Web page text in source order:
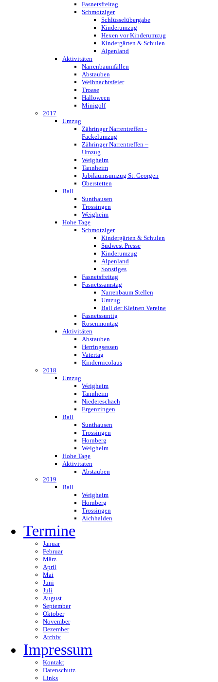
Fasnetsfreitag
Schmotziger
Schlüsselübergabe
Kinderumzug
Hexen vor Kinderumzug
Kindergärten & Schulen
Alpenland
Aktivitäten
Narrenbaumfällen
Abstauben
Weihnachtsfeier
Troase
Halloween
Minigolf
2017
Umzug
Zähringer Narrentreffen -
Fackelumzug
Zähringer Narrentreffen –
Umzug
Weigheim
Tannheim
Jubiläumsumzug St. Georgen
Oberstetten
Ball
Sunthausen
Trossingen
Weigheim
Hohe Tage
Schmotziger
Kindergärten & Schulen
Südwest Presse
Kinderumzug
Alpenland
Sonstiges
Fasnetsfreitag
Fasnetssamstag
Narrenbaum Stellen
Umzug
Ball der Kleinen Vereine
Fasnetssuntig
Rosenmontag
Aktivitäten
Abstauben
Herringsessen
Vatertag
Kindernicolaus
2018
Umzug
Weigheim
Tannheim
Niedereschach
Ergenzingen
Ball
Sunthausen
Trossingen
Hornberg
Weigheim
Hohe Tage
Aktivitaten
Abstauben
2019
Ball
Weigheim
Hornberg
Trossingen
Aichhalden
Termine
Januar
Februar
März
April
Mai
Juni
Juli
August
September
Oktober
November
Dezember
Archiv
Impressum
Kontakt
Datenschutz
Links